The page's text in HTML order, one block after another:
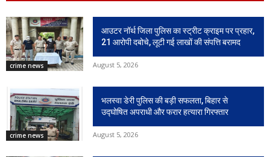
crime news
आउटर नॉर्थ जिला पुलिस का स्ट्रीट क्राइम पर प्रहार,
21 आरोपी दबोचे, लूटी गई लाखों की संपत्ति बरामद
August 5, 2026
crime news
भलस्वा डेरी पुलिस की बड़ी सफलता, बिहार से
उद्घोषित अपराधी और फरार हत्यारा गिरफ्तार
August 5, 2026